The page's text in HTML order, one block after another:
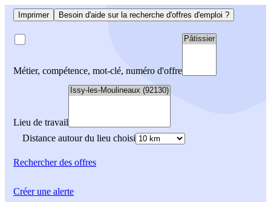
Imprimer Besoin d'aide sur la recherche d'offres d'emploi ?
Métier, compétence, mot-clé, numéro d'offre
Lieu de travail
Distance autour du lieu choisi
Rechercherdes offres
Créer une alerte